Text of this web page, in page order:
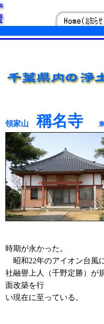
領家山 稱名寺
時期が永かった。
昭和22年のアイオン台風
社融譽上人（千野定勝）が
面改築を行
い現在に至っている。